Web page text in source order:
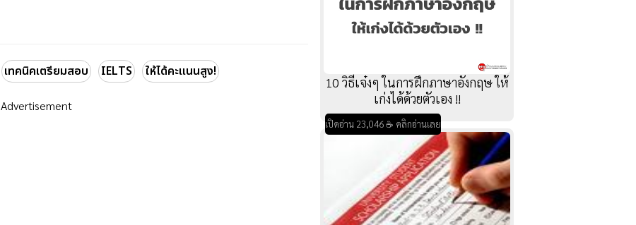
เทคนิคเตรียมสอบ IELTS ให้ได้คะแนนสูง!
Advertisement
10 วิธีเจ๋งๆ ในการฝึกภาษาอังกฤษ ให้
เก่งได้ด้วยตัวเอง !!
เปิดอ่าน 23,046 ☕ คลิกอ่านเลย